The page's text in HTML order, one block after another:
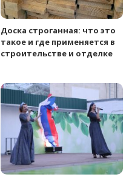
Доска строганная: что это
такое и где применяется в
строительстве и отделке